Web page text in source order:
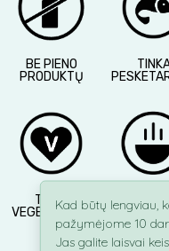
BE PIENO
PRODUKTŲ
TINKA
VEGETARAMS
Kad būtų lengviau,
pažymėjome 10
Jas galite laisvai